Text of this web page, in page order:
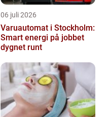
06 juli 2026
Varuautomat i Stockholm:
Smart energi på jobbet
dygnet runt